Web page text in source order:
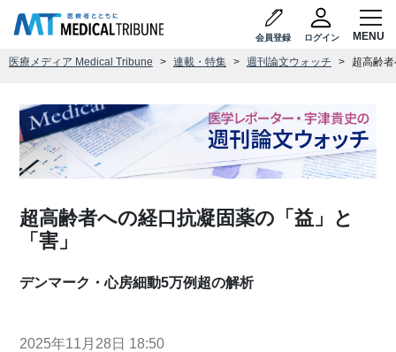
会員登録 ログイン
医療メディア Medical Tribune 連載・特集 週刊論文ウォッチ 超高齢
超高齢者への経口抗凝固薬の「益」と
「害」
デンマーク・心房細動5万例超の解析
2025年11月28日 18:50